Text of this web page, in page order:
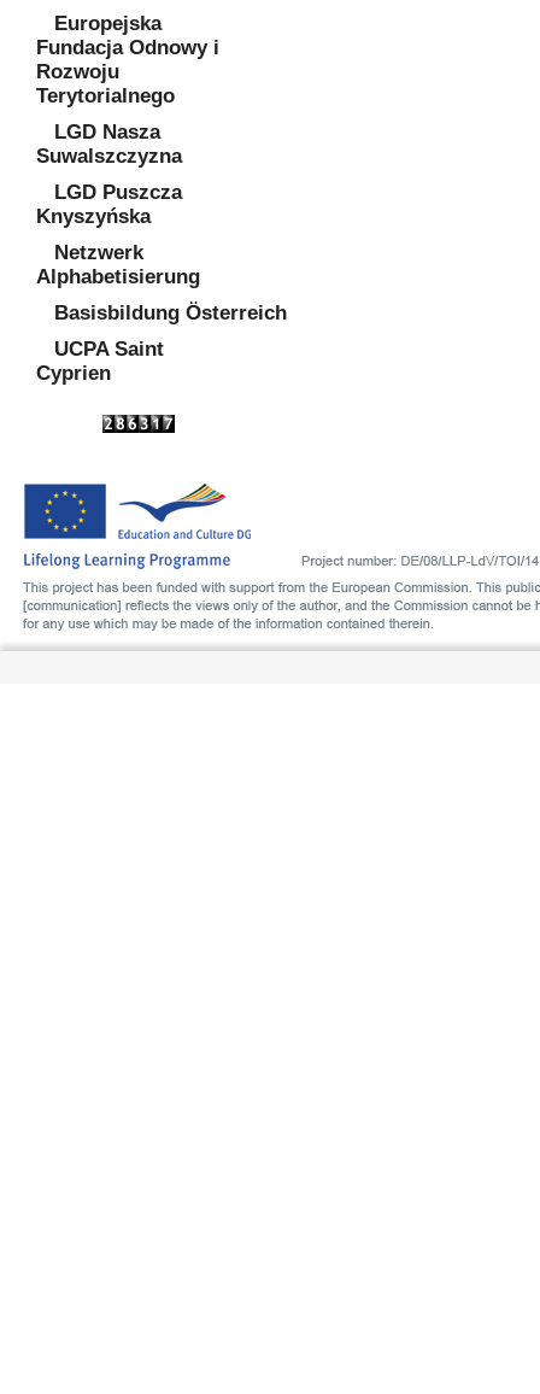
Europejska
Fundacja Odnowy i
Rozwoju
Terytorialnego
LGD Nasza
Suwalszczyzna
LGD Puszcza
Knyszyńska
Netzwerk
Alphabetisierung
Basisbildung Österreich
UCPA Saint
Cyprien